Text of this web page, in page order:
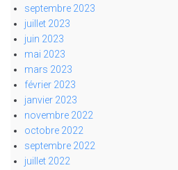
septembre 2023
juillet 2023
juin 2023
mai 2023
mars 2023
février 2023
janvier 2023
novembre 2022
octobre 2022
septembre 2022
juillet 2022